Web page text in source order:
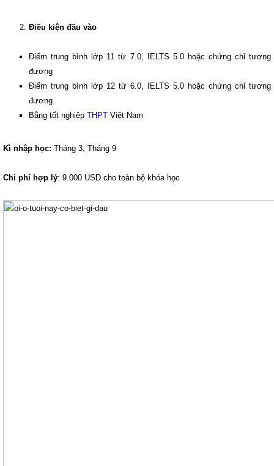
Điều kiện đầu vào
Điểm trung bình lớp 11 từ 7.0, IELTS 5.0 hoặc chứng chỉ tương
đương
Điểm trung bình lớp 12 từ 6.0, IELTS 5.0 hoặc chứng chỉ tương
đương
Bằng tốt nghiệp THPT Việt Nam
Kì nhập học: Tháng 3, Tháng 9
Chi phí hợp lý: 9.000 USD cho toàn bộ khóa học